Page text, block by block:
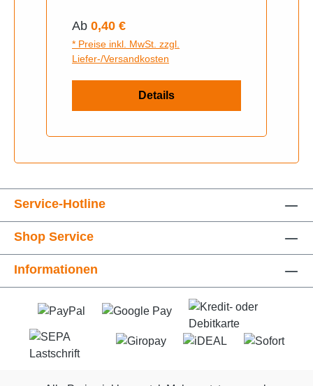
Regulärer Preis:
Ab 0,40 €
* Preise inkl. MwSt. zzgl.
Liefer-/Versandkosten
Details
Service-Hotline
Shop Service
Informationen